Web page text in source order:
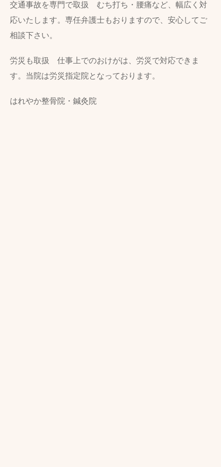
交通事故を専門で取扱 むち打ち・腰痛など、幅広く対
応いたします。専任弁護士もおりますので、安心してご
相談下さい。
労災も取扱 仕事上でのおけがは、労災で対応できま
す。当院は労災指定院となっております。
はれやか整骨院・鍼灸院